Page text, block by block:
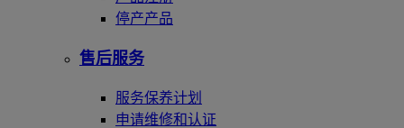
停产产品
售后服务
服务保养计划
申请维修和认证